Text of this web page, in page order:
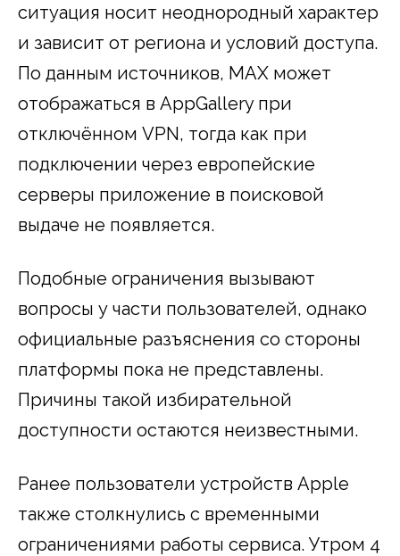
ситуация носит неоднородный характер
и зависит от региона и условий доступа.
По данным источников, MAX может
отображаться в AppGallery при
отключённом VPN, тогда как при
подключении через европейские
серверы приложение в поисковой
выдаче не появляется.
Подобные ограничения вызывают
вопросы у части пользователей, однако
официальные разъяснения со стороны
платформы пока не представлены.
Причины такой избирательной
доступности остаются неизвестными.
Ранее пользователи устройств Apple
также столкнулись с временными
ограничениями работы сервиса. Утром 4